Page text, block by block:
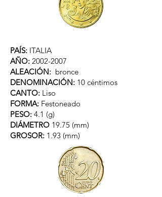
PAÍS: ITALIA
AÑO: 2002-2007
ALEACIÓN: bronce
DENOMINACIÓN: 10 céntimos
CANTO: Liso
FORMA: Festoneado
PESO: 4.1 (g)
DIÁMETRO 19.75 (mm)
GROSOR: 1.93 (mm)